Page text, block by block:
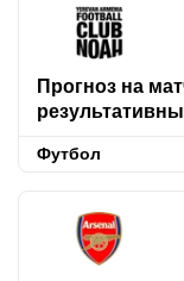
Прогноз на
Футбол